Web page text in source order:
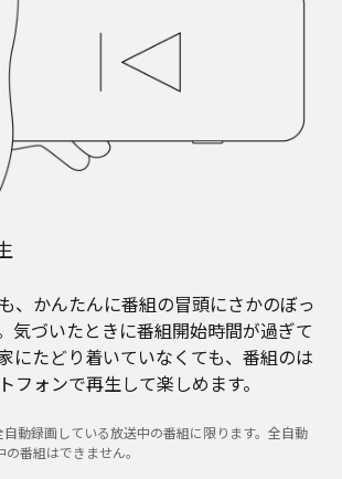
、かんたんに番組の冒頭にさかのぼっ
気づいたときに番組開始時間が過ぎて
にたどり着いていなくても、番組のは
フォンで再生して楽しめます。
自動録画している放送中の番組に限ります。全自動
番組はできません。